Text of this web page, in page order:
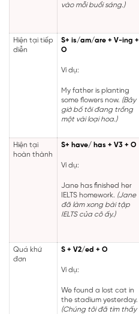
vào mỗi buổi sáng.)
Hiện tại tiếp
diễn
S+ is/am/are + V-ing +
O
Ví dụ:
My father is planting
some flowers now. (Bây
giờ bố tôi đang trồng
một vài loại hoa.)
Hiện tại
hoàn thành
S+ have/ has + V3 + O
Ví dụ:
Jane has finished her
IELTS homework. (Jane
đã làm xong bài tập
IELTS của cô ấy.)
Quá khứ
đơn
S + V2/ed + O
Ví dụ:
We found a lost cat in
the stadium yesterday.
(Chúng tôi đã tìm thấy